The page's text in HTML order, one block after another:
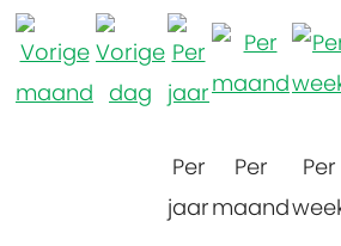
Per
jaar
Per
maand
Per